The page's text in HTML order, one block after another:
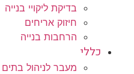
בדיקת ליקויי בנייה
חיזוק אריחים
הרחבות בנייה
כללי
מעבר לניהול